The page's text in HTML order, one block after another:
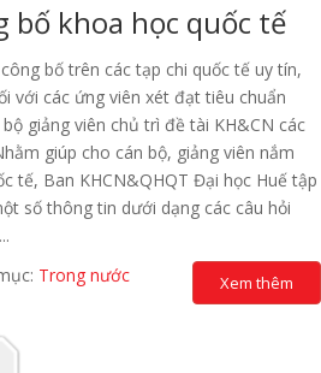
bố khoa học quốc tế
bố trên các tạp chi quốc tế uy tín,
với các ứng viên xét đạt tiêu chuẩn
bộ giảng viên chủ trì đề tài KH&CN các
giúp cho cán bộ, giảng viên nắm
tế, Ban KHCN&QHQT Đại học Huế tập
số thông tin dưới dạng các câu hỏi
Trong nước Xem thêm